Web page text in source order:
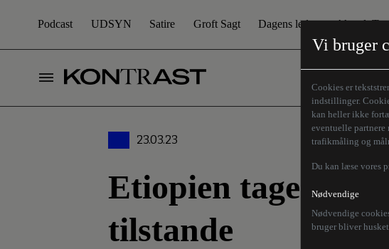
Vi bruger
Cookies er
indstillinger.
kan heller ikke
eventuelle
trafikmåling og
Du kan læse vores
Nødvendige
Nødvendige
bruger bliver
Podcast UDSYN Satire Groft Sagt Dagens leder Aktuelt
Den
Store
23.03.23
Etiopien tager nyt
tilstande